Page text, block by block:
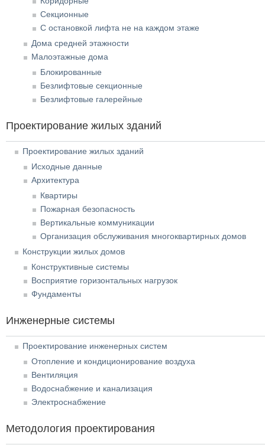
Секционные
С остановкой лифта не на каждом этаже
Дома средней этажности
Малоэтажные дома
Блокированные
Безлифтовые секционные
Безлифтовые галерейные
Проектирование жилых зданий
Проектирование жилых зданий
Исходные данные
Архитектура
Квартиры
Пожарная безопасность
Вертикальные коммуникации
Организация обслуживания многоквартирных домов
Конструкции жилых домов
Конструктивные системы
Восприятие горизонтальных нагрузок
Фундаменты
Инженерные системы
Проектирование инженерных систем
Отопление и кондиционирование воздуха
Вентиляция
Водоснабжение и канализация
Электроснабжение
Методология проектирования